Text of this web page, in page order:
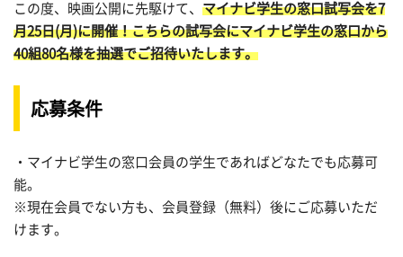
この度、映画公開に先駆けて、 マイナビ学生の窓口試写会を7
月25日(月)に開催！こちらの試写会にマイナビ学生の窓口から
40組80名様を抽選でご招待いたします。
応募条件
・マイナビ学生の窓口会員の学生であればどなたでも応募可
能。
※現在会員でない方も、会員登録（無料）後にご応募いただ
けます。